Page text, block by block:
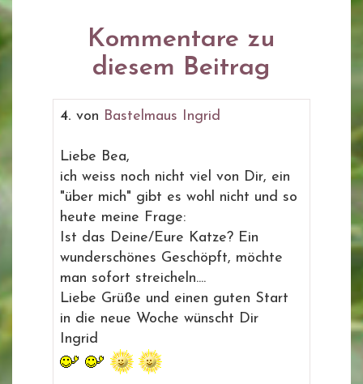
Kommentare zu
diesem Beitrag
4. von Bastelmaus Ingrid
Liebe Bea,
ich weiss noch nicht viel von Dir, ein
"über mich" gibt es wohl nicht und so
heute meine Frage:
Ist das Deine/Eure Katze? Ein
wunderschönes Geschöpft, möchte
man sofort streicheln....
Liebe Grüße und einen guten Start
in die neue Woche wünscht Dir
Ingrid